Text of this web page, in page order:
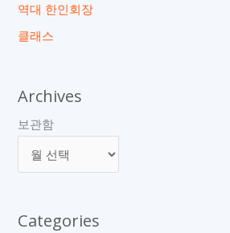
역대 한인회장
클래스
Archives
보관함
Categories